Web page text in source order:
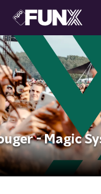
- Magic